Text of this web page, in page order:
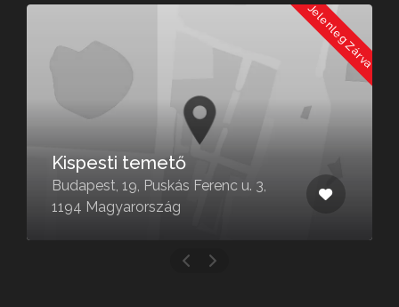
Jelenleg Zárva
Kispesti temető
Budapest, 19, Puskás Ferenc u. 3,
1194 Magyarország